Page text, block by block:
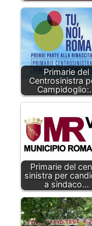
Primarie del
Centrosinistra
Primarie del
sinistra per
a sindaco…